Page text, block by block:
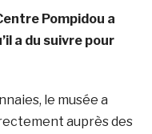
Pompidou a
a du suivre pour
le musée a
auprès des